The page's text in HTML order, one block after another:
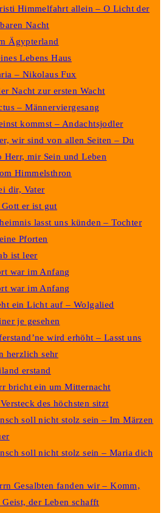
Himmelfahrt allein – O Licht der
Nacht
Ägypterland
Lebens Haus
– Nikolaus Fux
Nacht zur ersten Wacht
– Männerviergesang
kommst – Andachtsjodler
wir sind von allen Seiten – Du
Herr, mir Sein und Leben
Himmelsthron
dir, Vater
er ist gut
lasst uns künden – Tochter
Pforten
ist leer
war im Anfang
war im Anfang
ein Licht auf – Wolgalied
je gesehen
wird erhöht – Lasst uns
herzlich sehr
erstand
bricht ein um Mitternacht
des höchsten sitzt
soll nicht stolz sein – Im Märzen
soll nicht stolz sein – Maria dich
Gesalbten fanden wir – Komm,
der Leben schafft